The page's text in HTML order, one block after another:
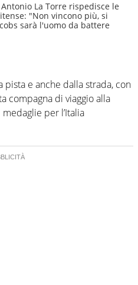
La Torre rispedisce le
"Non vincono più, si
sarà l'uomo da battere
pista e anche dalla strada, con
compagna di viaggio alla
per l’Italia